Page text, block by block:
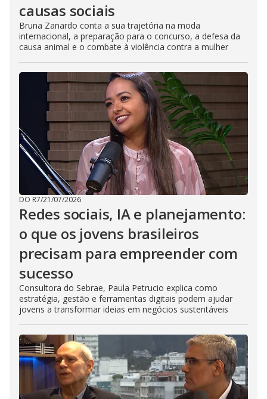
causas sociais
Bruna Zanardo conta a sua trajetória na moda
internacional, a preparação para o concurso, a defesa da
causa animal e o combate à violência contra a mulher
DO R7/21/07/2026
Redes sociais, IA e planejamento:
o que os jovens brasileiros
precisam para empreender com
sucesso
Consultora do Sebrae, Paula Petrucio explica como
estratégia, gestão e ferramentas digitais podem ajudar
jovens a transformar ideias em negócios sustentáveis